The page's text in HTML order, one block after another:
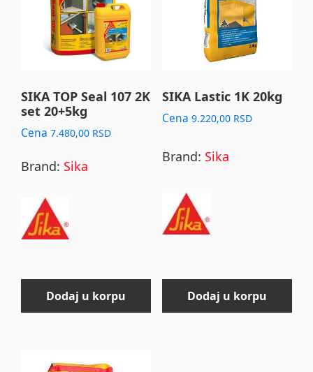
SIKA TOP Seal 107 2K
set 20+5kg
Cena 7.480,00 RSD
Brand: Sika
Dodaj u korpu
SIKA Lastic 1K 20kg
Cena 9.220,00 RSD
Brand: Sika
Dodaj u korpu